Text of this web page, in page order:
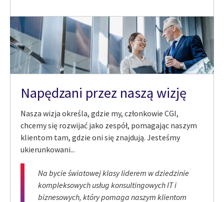
Napędzani przez naszą wizję
Nasza wizja określa, gdzie my, członkowie CGI,
chcemy się rozwijać jako zespół, pomagając naszym
klientom tam, gdzie oni się znajdują. Jesteśmy
ukierunkowani...
Na bycie światowej klasy liderem w dziedzinie
kompleksowych usług konsultingowych IT i
biznesowych, który pomaga naszym klientom